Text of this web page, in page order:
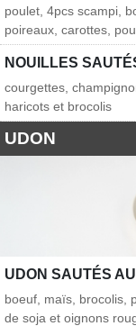
poulet, 4pcs scampi,
poireaux, carottes,
NOUILLES
courgettes,
haricots et brocolis
UDON
UDON SAUTÉS
boeuf, maïs, brocolis,
de soja et oignons